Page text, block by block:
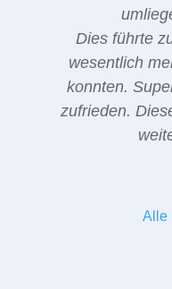
Dies führte
wesentlich
konnten.
zufrieden.
Alle